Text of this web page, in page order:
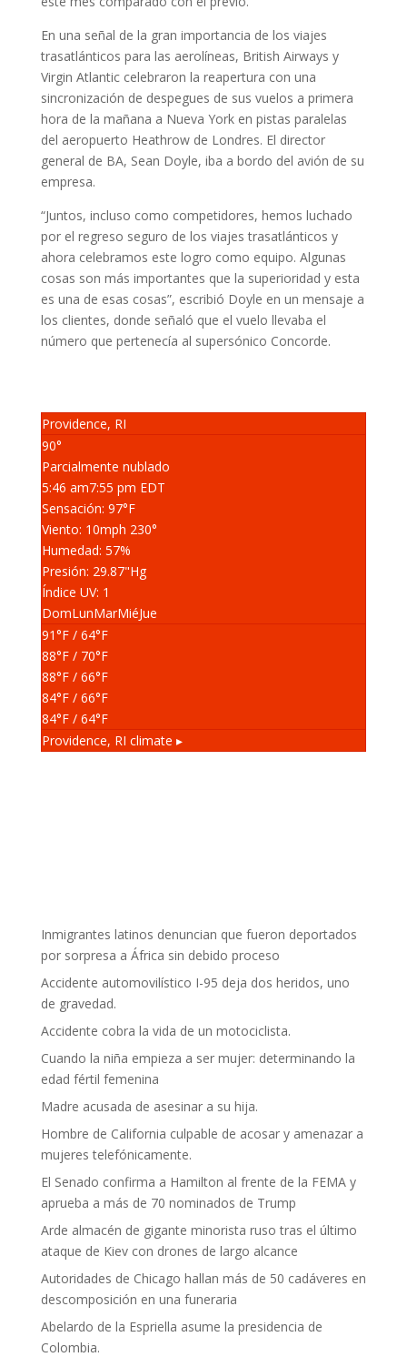
En una señal de la gran importancia de los viajes
trasatlánticos para las aerolíneas, British Airways y
Virgin Atlantic celebraron la reapertura con una
sincronización de despegues de sus vuelos a primera
hora de la mañana a Nueva York en pistas paralelas
del aeropuerto Heathrow de Londres. El director
general de BA, Sean Doyle, iba a bordo del avión de su
empresa.
“Juntos, incluso como competidores, hemos luchado
por el regreso seguro de los viajes trasatlánticos y
ahora celebramos este logro como equipo. Algunas
cosas son más importantes que la superioridad y esta
es una de esas cosas”, escribió Doyle en un mensaje a
los clientes, donde señaló que el vuelo llevaba el
número que pertenecía al supersónico Concorde.
Providence, RI
90°
Parcialmente nublado
5:46 am7:55 pm EDT
Sensación: 97°F
Viento: 10mph 230°
Humedad: 57%
Presión: 29.87"Hg
Índice UV: 1
DomLunMarMiéJue
91°F/ 64°F
88°F/ 70°F
88°F/ 66°F
84°F/ 66°F
84°F/ 64°F
Providence, RI climate ▸
Inmigrantes latinos denuncian que fueron deportados
por sorpresa a África sin debido proceso
Accidente automovilístico I-95 deja dos heridos, uno
de gravedad.
Accidente cobra la vida de un motociclista.
Cuando la niña empieza a ser mujer: determinando la
edad fértil femenina
Madre acusada de asesinar a su hija.
Hombre de California culpable de acosar y amenazar a
mujeres telefónicamente.
El Senado confirma a Hamilton al frente de la FEMA y
aprueba a más de 70 nominados de Trump
Arde almacén de gigante minorista ruso tras el último
ataque de Kiev con drones de largo alcance
Autoridades de Chicago hallan más de 50 cadáveres en
descomposición en una funeraria
Abelardo de la Espriella asume la presidencia de
Colombia.